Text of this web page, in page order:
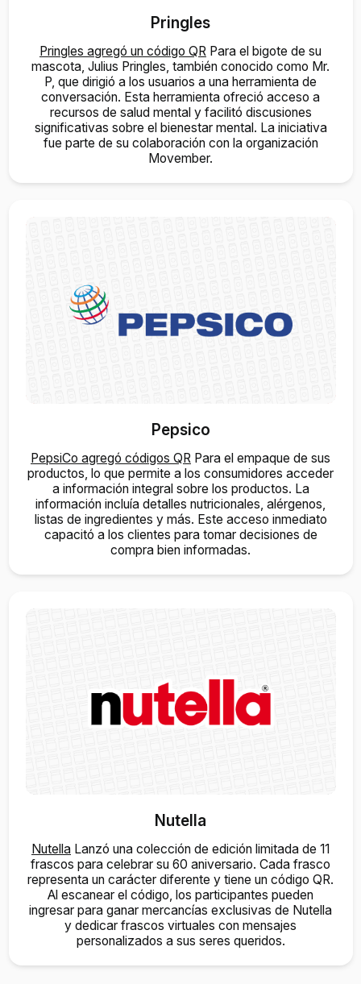
Pringles
Pringles agregó un código QR Para el bigote de su
mascota, Julius Pringles, también conocido como Mr.
P, que dirigió a los usuarios a una herramienta de
conversación. Esta herramienta ofreció acceso a
recursos de salud mental y facilitó discusiones
significativas sobre el bienestar mental. La iniciativa
fue parte de su colaboración con la organización
Movember.
Pepsico
PepsiCo agregó códigos QR Para el empaque de sus
productos, lo que permite a los consumidores acceder
a información integral sobre los productos. La
información incluía detalles nutricionales, alérgenos,
listas de ingredientes y más. Este acceso inmediato
capacitó a los clientes para tomar decisiones de
compra bien informadas.
Nutella
Nutella Lanzó una colección de edición limitada de 11
frascos para celebrar su 60 aniversario. Cada frasco
representa un carácter diferente y tiene un código QR.
Al escanear el código, los participantes pueden
ingresar para ganar mercancías exclusivas de Nutella
y dedicar frascos virtuales con mensajes
personalizados a sus seres queridos.